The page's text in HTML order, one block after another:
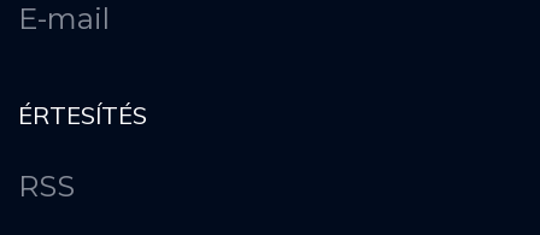
E-mail
ÉRTESÍTÉS
RSS